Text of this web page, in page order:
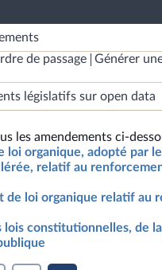
de passage
Générer
législatifs sur open data
les amendements ci-
loi organique, adopté par
relatif au
de loi organique relatif au
lois constitutionnelles, de